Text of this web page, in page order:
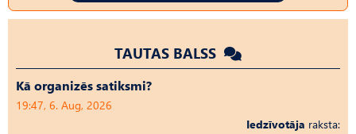
TAUTAS BALSS
Kā organizēs satiksmi?
19:47, 6. Aug, 2026
Iedzīvotāja raksta: